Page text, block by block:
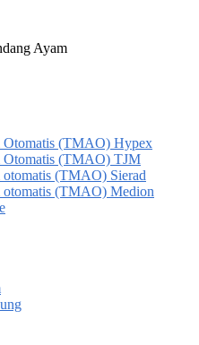
Ayam
Otomatis (TMAO) Hypex
Otomatis (TMAO) TJM
(TMAO) Sierad
otomatis (TMAO) Medion